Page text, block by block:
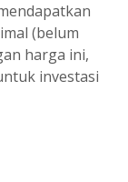
(belum
harga ini,
investasi